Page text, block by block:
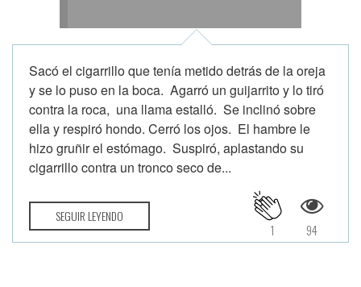
Sacó el cigarrillo que tenía metido detrás de la oreja
y se lo puso en la boca. Agarró un guijarrito y lo tiró
contra la roca, una llama estalló. Se inclinó sobre
ella y respiró hondo. Cerró los ojos. El hambre le
hizo gruñir el estómago. Suspiró, aplastando su
cigarrillo contra un tronco seco de...
SEGUIR LEYENDO
94
1